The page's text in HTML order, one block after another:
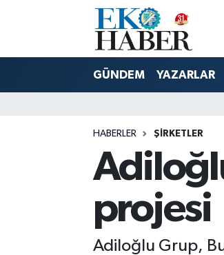
GÜNDEM YAZARLAR
HABERLER ŞIRKETLER
projesi
Adiloğlu Grup,
Hava Durumu
Tüm Manşetler
Haber Arşivi